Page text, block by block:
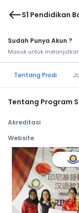
westS1 Pendidikan
Sudah Punya Akun ?
Masuk untuk
Tentang Prodi
Tentang Program
Akreditasi
Website